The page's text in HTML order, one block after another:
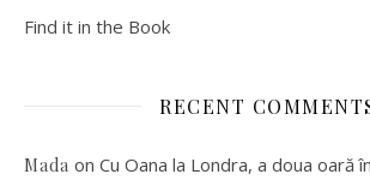
Find it in the Book
RECENT
Mada on Cu Oana la Londra, a doua oară